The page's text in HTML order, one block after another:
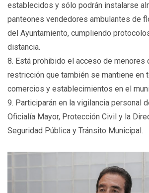
establecidos y sólo podrán instalarse
panteones vendedores ambulantes de
del Ayuntamiento, cumpliendo
distancia.
8. Está prohibido el acceso de menores
restricción que también se mantiene en
comercios y establecimientos en el
9. Participarán en la vigilancia personal
Oficialía Mayor, Protección Civil y la
Seguridad Pública y Tránsito Municipal.